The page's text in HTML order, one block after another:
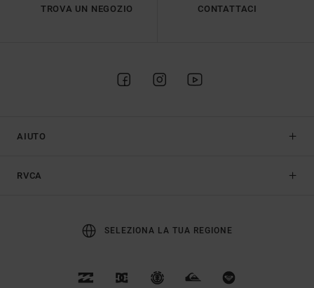
TROVA UN NEGOZIO CONTATTACI
AIUTO
RVCA
SELEZIONA LA TUA REGIONE